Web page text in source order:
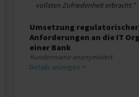
vollsten Zufriedenheit erbracht."
Umsetzung regulatorischer
Anforderungen an die IT
einer Bank
Kundenname anonymisiert
Details anzeigen